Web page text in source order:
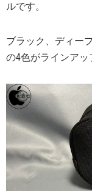
ルです。
ブラック、ディー
の4色がラインアッ